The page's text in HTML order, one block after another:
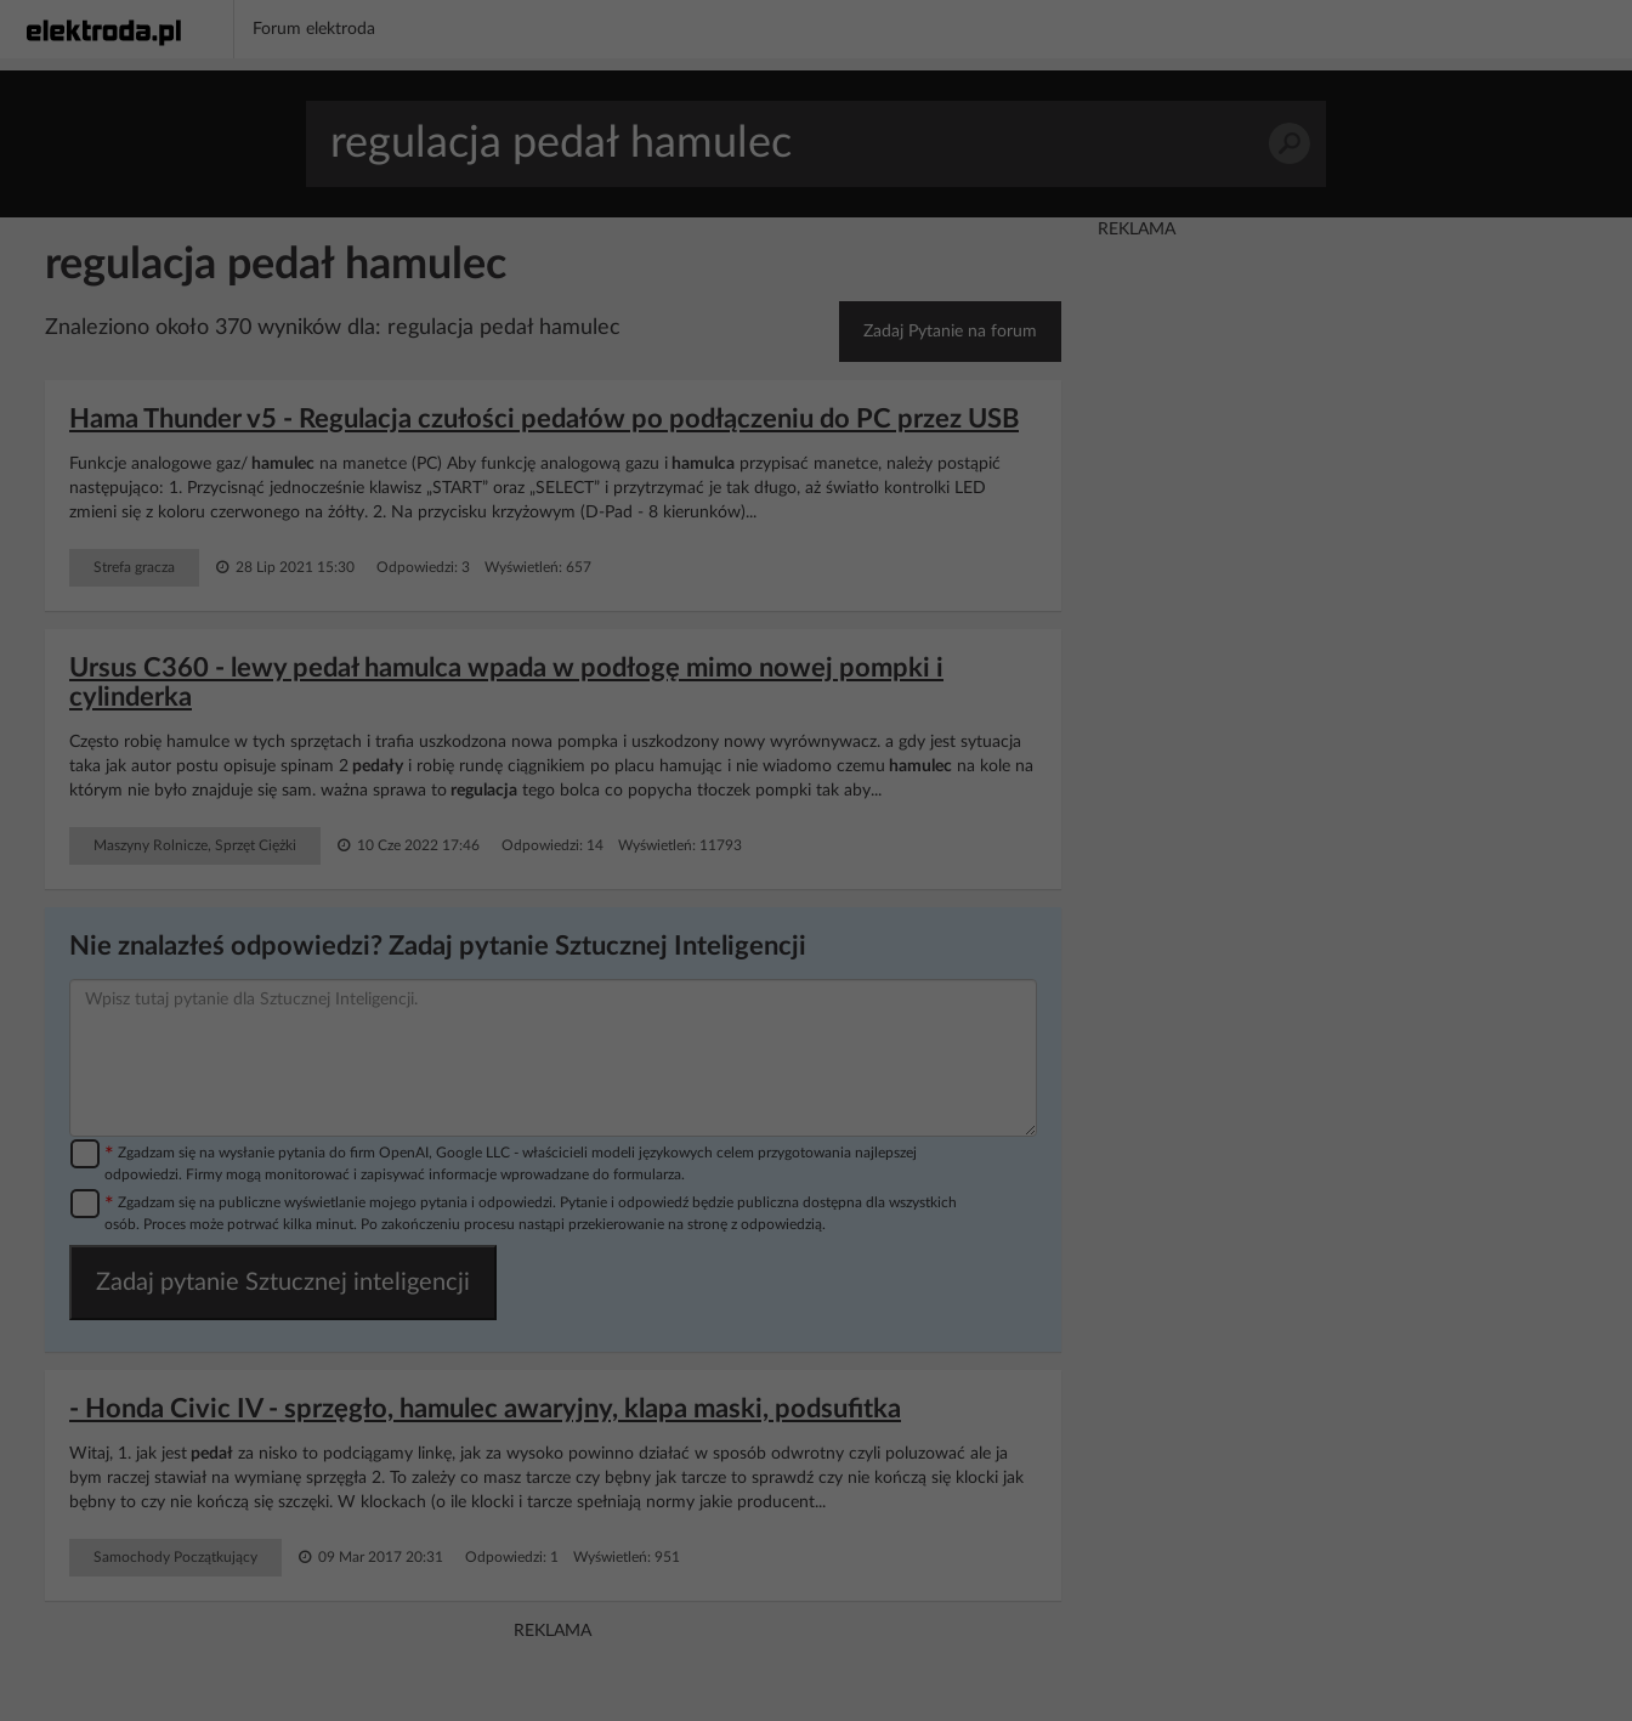
Forum elektroda
regulacja pedał hamulec
Znaleziono około 370 wyników dla: regulacja pedał hamulec Zadaj Pytanie na forum
Hama Thunder v5 - Regulacja czułości pedałów po podłączeniu do PC przez USB
Funkcje analogowe gaz/ hamulec na manetce (PC) Aby funkcję analogową gazu i hamulca przypisać manetce, należy postąpić
następująco: 1. Przycisnąć jednocześnie klawisz „START” oraz „SELECT” i przytrzymać je tak długo, aż światło kontrolki LED
zmieni się z koloru czerwonego na żółty. 2. Na przycisku krzyżowym (D-Pad - 8 kierunków)...
Strefa gracza 28 Lip 2021 15:30 Odpowiedzi: 3 Wyświetleń: 657
Ursus C360 - lewy pedał hamulca wpada w podłogę mimo nowej pompki i
cylinderka
Często robię hamulce w tych sprzętach i trafia uszkodzona nowa pompka i uszkodzony nowy wyrównywacz. a gdy jest sytuacja
taka jak autor postu opisuje spinam 2 pedały i robię rundę ciągnikiem po placu hamując i nie wiadomo czemu hamulec na kole na
którym nie było znajduje się sam. ważna sprawa to regulacja tego bolca co popycha tłoczek pompki tak aby...
Maszyny Rolnicze, Sprzęt Ciężki 10 Cze 2022 17:46 Odpowiedzi: 14 Wyświetleń: 11793
Nie znalazłeś odpowiedzi? Zadaj pytanie Sztucznej Inteligencji
* Zgadzam się na wysłanie pytania do firm OpenAI, Google LLC - właścicieli modeli językowych celem przygotowania najlepszej
odpowiedzi. Firmy mogą monitorować i zapisywać informacje wprowadzane do formularza.
* Zgadzam się na publiczne wyświetlanie mojego pytania i odpowiedzi. Pytanie i odpowiedź będzie publiczna dostępna dla wszystkich
osób. Proces może potrwać kilka minut. Po zakończeniu procesu nastąpi przekierowanie na stronę z odpowiedzią.
Zadaj pytanie Sztucznej inteligencji
- Honda Civic IV - sprzęgło, hamulec awaryjny, klapa maski, podsufitka
Witaj, 1. jak jest pedał za nisko to podciągamy linkę, jak za wysoko powinno działać w sposób odwrotny czyli poluzować ale ja
bym raczej stawiał na wymianę sprzęgła 2. To zależy co masz tarcze czy bębny jak tarcze to sprawdź czy nie kończą się klocki jak
bębny to czy nie kończą się szczęki. W klockach (o ile klocki i tarcze spełniają normy jakie producent...
Samochody Początkujący 09 Mar 2017 20:31 Odpowiedzi: 1 Wyświetleń: 951
REKLAMA
REKLAMA